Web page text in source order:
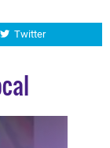
Twitter